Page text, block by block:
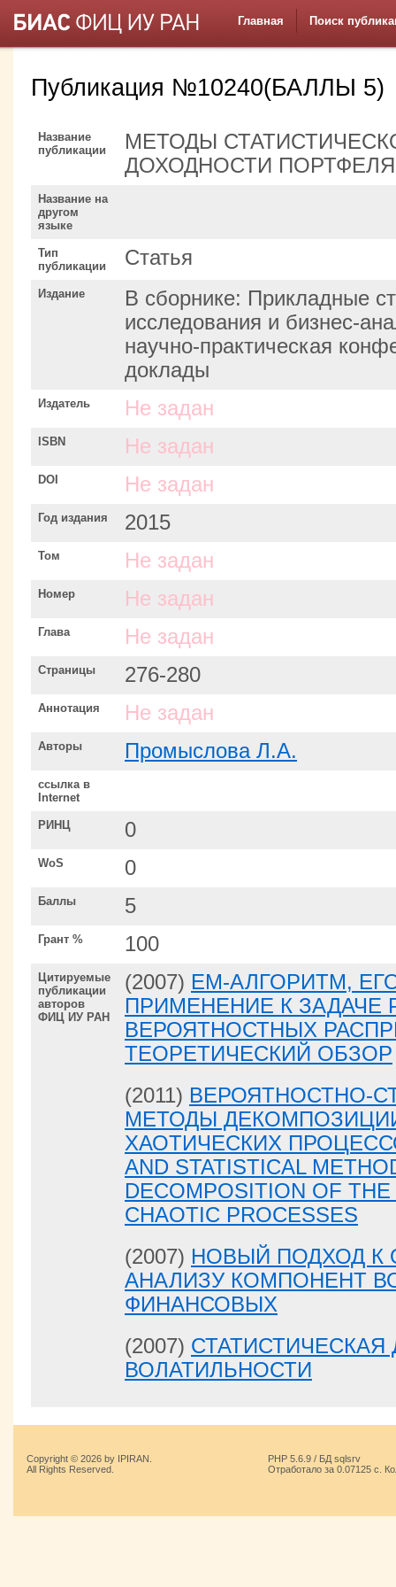
Главная Поиск
Публикация №10240(БАЛЛЫ 5)
Название
публикации
МЕТОДЫ
ДОХОДНОСТИ ПОРТФЕЛЯ
Название на
другом
языке
Тип
публикации
Статья
Издание
В сборнике: Прикладные
исследования и бизнес-
научно-практическая
доклады
Издатель Не задан
ISBN Не задан
DOI Не задан
Год издания 2015
Том Не задан
Номер Не задан
Глава Не задан
Страницы 276-280
Аннотация Не задан
Авторы Промыслова Л.А.
ссылка в
Internet
РИНЦ 0
WoS 0
Баллы 5
Грант % 100
Цитируемые
публикации
авторов
ФИЦ ИУ РАН
(2007) EM-АЛГОРИТМ,
ПРИМЕНЕНИЕ К ЗАДАЧЕ
ВЕРОЯТНОСТНЫХ
ТЕОРЕТИЧЕСКИЙ ОБЗОР
(2011) ВЕРОЯТНОСТНО-
МЕТОДЫ
ХАОТИЧЕСКИХ
AND STATISTICAL
DECOMPOSITION OF
CHAOTIC PROCESSES
(2007) НОВЫЙ ПОДХОД К
АНАЛИЗУ КОМПОНЕНТ
ФИНАНСОВЫХ
(2007)
ВОЛАТИЛЬНОСТИ
Copyright © 2026 by IPIRAN.
All Rights Reserved.
PHP 5.6.9 / БД sqlsrv
Отработало за 0.07125 с.